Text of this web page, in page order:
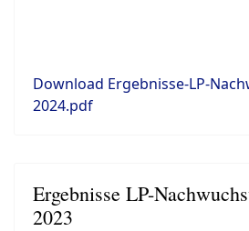
Download Ergebnisse-LP-
2024.pdf
Ergebnisse LP-
2023